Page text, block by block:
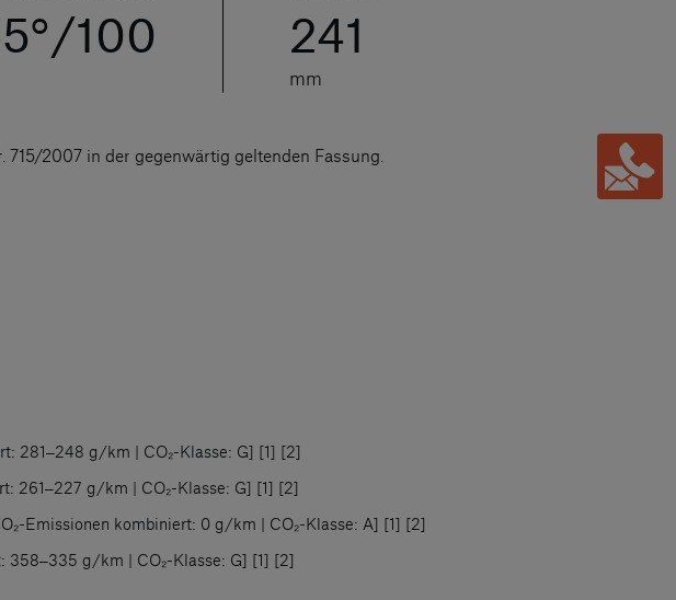
100 241
mm
2007 in der gegenwärtig geltenden Fassung.
281‒248 g/km | CO₂-Klasse: G] [1] [2]
261‒227 g/km | CO₂-Klasse: G] [1] [2]
Emissionen kombiniert: 0 g/km | CO₂-Klasse: A] [1] [2]
358‒335 g/km | CO₂-Klasse: G] [1] [2]